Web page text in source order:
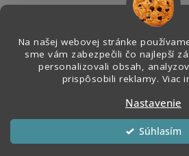
Na našej webovej stránke
sme vám zabezpečili čo najlepší
personalizovali obsah,
prispôsobili reklamy. Viac
Nastavenie
Súhlasím
Sledovať na